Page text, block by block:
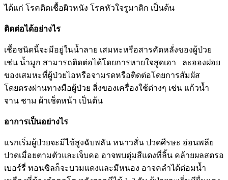
ได้แก่ โรคติดเชื้อผิวหนัง โรคหัวใจรูมาติก เป็นต้น
ติดต่อได้อย่างไร
เชื้อชนิดนี้จะมีอยู่ในน้ำลาย เสมหะหรือสารคัดหลั่งของผู้ป่วย
เช่น น้ำมูก สามารถติดต่อได้โดยการหายใจสูดเอา ละอองฝอย
ของเสมหะที่ผู้ป่วยไอหรือจามรดหรือติดต่อโดยการสัมผัส
โดยตรงผ่านทางมือผู้ป่วย สิ่งของเครื่องใช้ต่างๆ เช่น แก้วน้ำ
จาน ชาม ผ้าเช็ดหน้า เป็นต้น
อาการเป็นอย่างไร
แรกเริ่มผู้ป่วยจะมีไข้สูงฉับพลัน หนาวสั่น ปวดศีรษะ อ่อนพลีย
ปวดเมื่อยตามตัวและเจ็บคอ อาจพบตุ่มสีแดงที่ลิ้น คล้ายผลสตรอ
เบอร์รี่ ทอนซิลก็จะบวมแดงและมีหนอง อาจคลำได้ต่อมน้ำ